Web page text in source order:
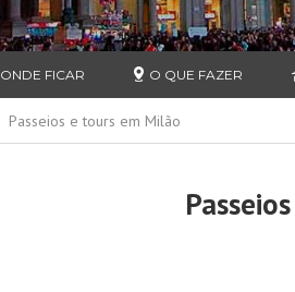
ONDE FICAR O QUE FAZER
Passeios e tours em Milão